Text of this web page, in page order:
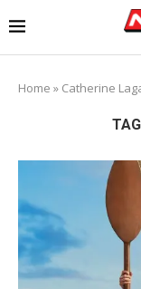
Home » Catherine